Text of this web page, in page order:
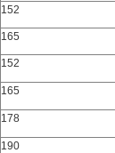
152
165
152
165
178
190